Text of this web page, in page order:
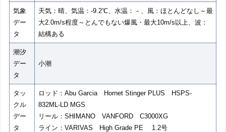
気象
デー
タ
天気：晴、気温：-9.2℃、水温：－、風：ほとんどなし～最
大2.0m/s程度～とんでもない爆風・最大10m/s以上、波：
結構ある
潮汐
デー
タ
小潮
タッ
クル
デー
タ
ロッド：Abu Garcia Hornet Stinger PLUS HSPS-
832ML-LD MGS
リール：SHIMANO VANFORD C3000XG
ライン：VARIVAS High Grade PE 1.2号